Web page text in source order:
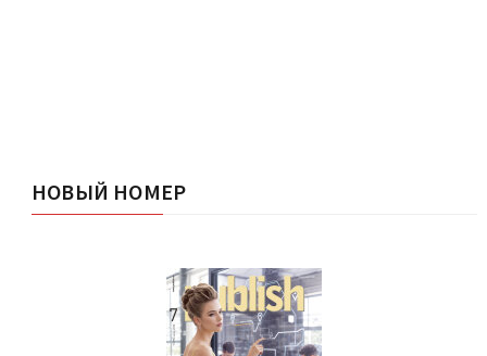
НОВЫЙ НОМЕР